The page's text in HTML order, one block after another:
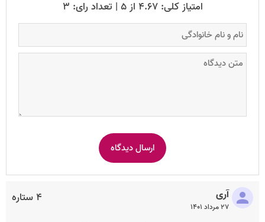
امتیاز کلی: ۴.۶۷ از ۵ | تعداد رای: ۳
۴ ستاره آری
۲۷ مرداد ۱۴۰۱